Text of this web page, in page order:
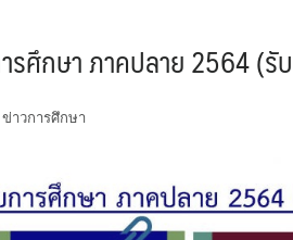
ศึกษา ภาคปลาย 2564 (รั
ข่าวการศึกษา